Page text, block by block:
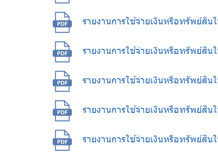
รายงานการใช้จ่ายเงินหรือทรัพย์สิ
รายงานการใช้จ่ายเงินหรือทรัพย์สิ
รายงานการใช้จ่ายเงินหรือทรัพย์สิ
รายงานการใช้จ่ายเงินหรือทรัพย์สิ
รายงานการใช้จ่ายเงินหรือทรัพย์สิ